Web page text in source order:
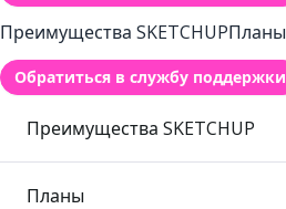
Преимущества SKETCHUPПланы
Обратиться в службу поддержки
Преимущества SKETCHUP
Планы